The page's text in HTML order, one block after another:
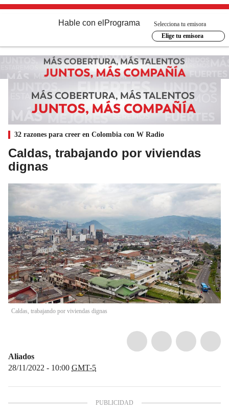
Hable con el Programa
Selecciona tu emisora
Elige tu emisora
32 razones para creer en Colombia con W Radio
Caldas, trabajando por viviendas
dignas
Caldas, trabajando por viviendas dignas
Aliados
28/11/2022 - 10:00 GMT-5